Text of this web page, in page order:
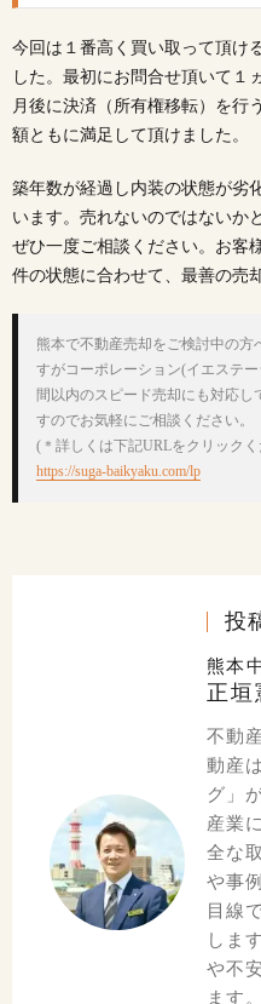
今回は１番高く買い取って頂け
した。最初にお問合せ頂いて１
月後に決済（所有権移転）を行
額ともに満足して頂けました。
築年数が経過し内装の状態が劣
います。売れないのではないか
ぜひ一度ご相談ください。お客
件の状態に合わせて、最善の売
熊本で不動産売却をご検討中の方
すがコーポレーション(イエステ
間以内のスピード売却にも対応し
すのでお気軽にご相談ください。
https://suga-baikyaku.com/lp
投
熊本
正垣
不動
動産
グ」
産業
全な
や事
目線
しま
や不
ます